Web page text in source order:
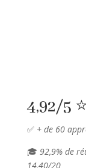
4,92/5
✅+ de 60
🎓 92,9% de
14,40/20